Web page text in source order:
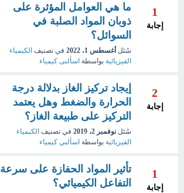
1
إجابة
ما هي العوامل المؤثرة على
ذوبان المواد الصلبة في
السوائل؟
سُئل أغسطس 1، 2022 في تصنيف الكيمياء
الفيزيائية بواسطة اسألنى كيمياء
2
إجابة
إيجاد تركيز الغاز بدلالة درجة
الحرارة والضغط وهل يعتمد
التركيز على طبيعة الغاز؟
سُئل نوفمبر 2، 2019 في تصنيف الكيمياء
الفيزيائية بواسطة اسألني كيمياء
1
إجابة
تأثير المواد الحفازة على سرعة
التفاعل الكيميائي؟